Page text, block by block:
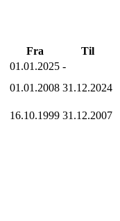
Fra
Til
01.01.2025 -
01.01.2008 31.12.2024
16.10.1999 31.12.2007